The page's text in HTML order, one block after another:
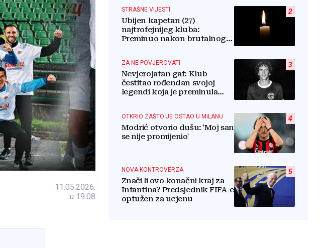
11.05.2026.
u 19:08
2
STRAŠNE VIJESTI
Ubijen kapetan (27)
najtrofejnijeg kluba:
Preminuo nakon brutalnog
3
ZA NE POVJEROVATI
Nevjerojatan gaf: Klub
čestitao rođendan svojoj
legendi koja je preminula
4
OTKRIO ZAŠTO JE OSTAO U MILANU
Modrić otvorio dušu: 'Moj san
se nije promijenio'
5
NOVA KONTROVERZA
Znači li ovo konačni kraj za
Infantina? Predsjednik FIFA-e
optužen za ucjenu